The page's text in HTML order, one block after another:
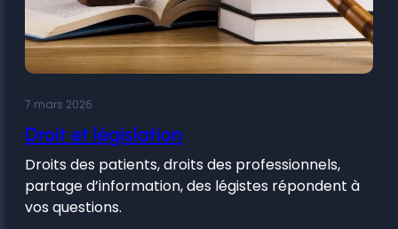
7 mars 2026
Droit et législation
Droits des patients, droits des professionnels,
partage d’information, des légistes répondent à
vos questions.